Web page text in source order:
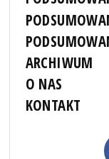
ARCHIWUM
O NAS
KONTAKT